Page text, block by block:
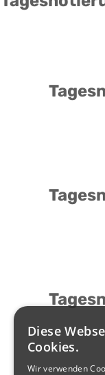
Diese
Cookies.
Wir verwenden